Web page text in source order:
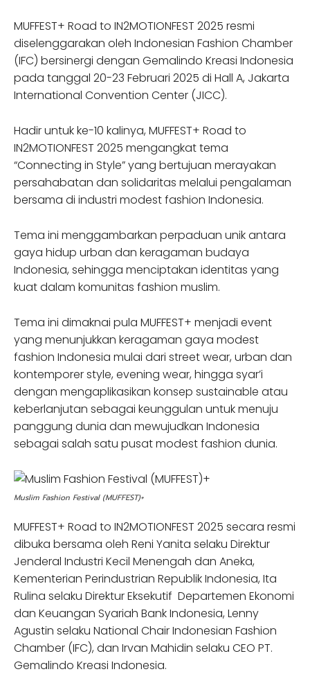
MUFFEST+ Road to IN2MOTIONFEST 2025 resmi
diselenggarakan oleh Indonesian Fashion Chamber
(IFC) bersinergi dengan Gemalindo Kreasi Indonesia
pada tanggal 20-23 Februari 2025 di Hall A, Jakarta
International Convention Center (JICC).
Hadir untuk ke-10 kalinya, MUFFEST+ Road to
IN2MOTIONFEST 2025 mengangkat tema
“Connecting in Style” yang bertujuan merayakan
persahabatan dan solidaritas melalui pengalaman
bersama di industri modest fashion Indonesia.
Tema ini menggambarkan perpaduan unik antara
gaya hidup urban dan keragaman budaya
Indonesia, sehingga menciptakan identitas yang
kuat dalam komunitas fashion muslim.
Tema ini dimaknai pula MUFFEST+ menjadi event
yang menunjukkan keragaman gaya modest
fashion Indonesia mulai dari street wear, urban dan
kontemporer style, evening wear, hingga syar’i
dengan mengaplikasikan konsep sustainable atau
keberlanjutan sebagai keunggulan untuk menuju
panggung dunia dan mewujudkan Indonesia
sebagai salah satu pusat modest fashion dunia.
Muslim Fashion Festival (MUFFEST)+
MUFFEST+ Road to IN2MOTIONFEST 2025 secara resmi
dibuka bersama oleh Reni Yanita selaku Direktur
Jenderal Industri Kecil Menengah dan Aneka,
Kementerian Perindustrian Republik Indonesia, Ita
Rulina selaku Direktur Eksekutif Departemen Ekonomi
dan Keuangan Syariah Bank Indonesia, Lenny
Agustin selaku National Chair Indonesian Fashion
Chamber (IFC), dan Irvan Mahidin selaku CEO PT.
Gemalindo Kreasi Indonesia.